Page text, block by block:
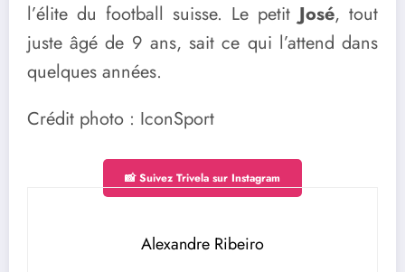
l’élite du football suisse. Le petitJosé, tout
juste âgé de 9 ans, sait ce qui l’attend dans
quelques années.
Crédit photo : IconSport
📸 Suivez Trivela sur Instagram
Alexandre Ribeiro